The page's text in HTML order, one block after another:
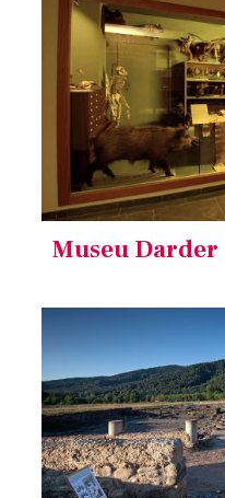
Museu Darder